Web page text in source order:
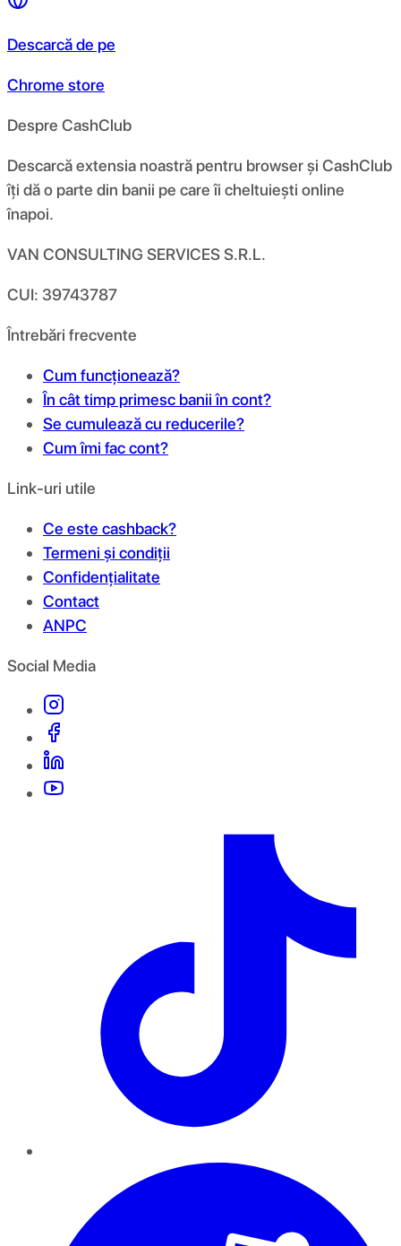
Descarcă de pe
Chrome store
Despre CashClub
Descarcă extensia noastră pentru browser și CashClub
îți dă o parte din banii pe care îi cheltuiești online
înapoi.
VAN CONSULTING SERVICES S.R.L.
CUI: 39743787
Întrebări frecvente
Cum funcționează?
În cât timp primesc banii în cont?
Se cumulează cu reducerile?
Cum îmi fac cont?
Link-uri utile
Ce este cashback?
Termeni și condiții
Confidențialitate
Contact
ANPC
Social Media